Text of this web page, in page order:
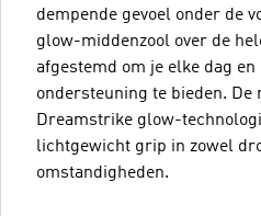
dempende gevoel onder de
glow-middenzool over de
afgestemd om je elke dag
ondersteuning te bieden.
Dreamstrike glow-
lichtgewicht grip in zowel
omstandigheden.